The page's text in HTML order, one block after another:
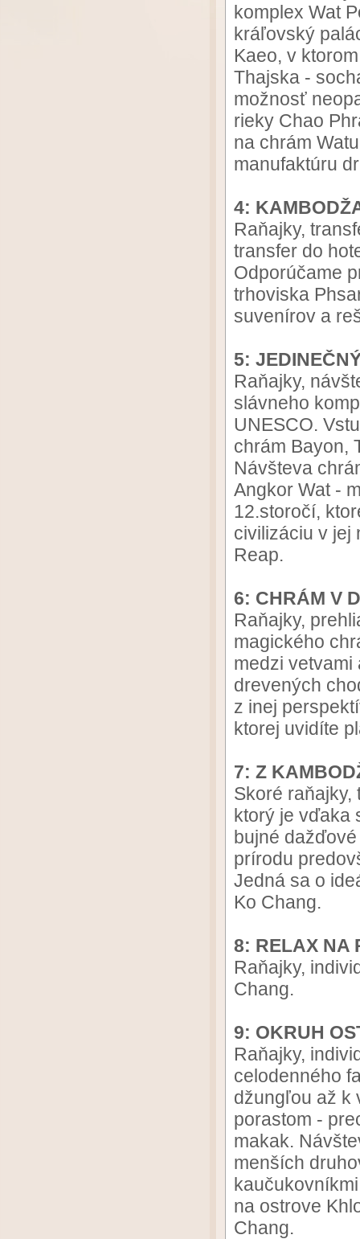
komplex Wat
kráľovský
Kaeo, v
Thajska -
možnosť
rieky Chao
na chrám
manufaktúru
4:
Raňajky,
transfer do
Odporúčame
trhoviska
suvenírov a
5:
Raňajky,
slávneho
UNESCO.
chrám Bayon,
Návšteva
Angkor Wat -
12.storočí,
civilizáciu v jej
Reap.
6: CHRÁM V
Raňajky,
magického
medzi vetvami
drevených
z inej
ktorej uvidíte
7: Z
Skoré raňajky,
ktorý je vďaka
bujné
prírodu
Jedná sa o
Ko Chang.
8: RELAX NA
Raňajky,
Chang.
9: OKRUH
Raňajky,
celodenného
džungľou až k
porastom -
makak.
menších
na ostrove
Chang.